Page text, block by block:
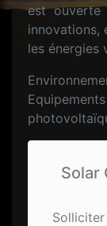
est ouverte
innovations,
les énergies
Solar